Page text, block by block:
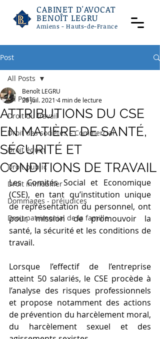
CABINET D'AVOCAT
BENOÎT LEGRU
Amiens - Hauts-de-France
Post
All Posts
Droit du travail
Droit des sociétés – Commercial
Droit équin
Droit public
Droit immobilier
Dommages - préjudices
Droit patrimonial de la famille
All Posts
ATTRIBUTIONS DU CSE
EN MATIÈRE DE SANTÉ,
SÉCURITÉ ET
CONDITIONS DE TRAVAIL
Benoît LEGRU
28 juil. 2021 4 min de lecture
Les Comités Social et Economique
(CSE), en tant qu’institution unique
de représentation du personnel, ont
pour mission de promouvoir la
santé, la sécurité et les conditions de
travail.
Lorsque l’effectif de l’entreprise
atteint 50 salariés, le CSE procède à
l’analyse des risques professionnels
et propose notamment des actions
de prévention du harcèlement moral,
du harcèlement sexuel et des